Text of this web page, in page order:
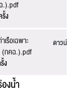
.).pdf
ง
รือเฉพาะ
(กคฉ.).pdf
ง
ดาวน์โ
งน้ำ